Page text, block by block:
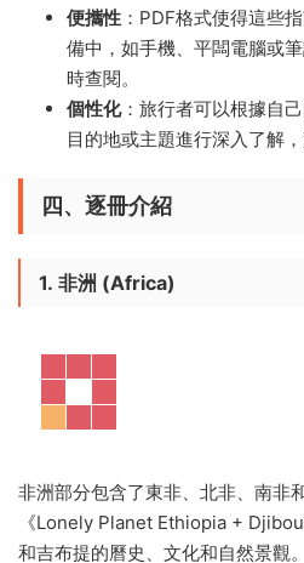
便攜性 ：PDF格式使得這些
備中，如手機、平闆電腦或
時查閱。
個性化：旅行者可以根據自
目的地或主題進行深入了解
四、逐冊介紹
1. 非洲 (Africa)
非洲部分包含了東非、北非、南非
《Lonely Planet Ethiopia +
和吉布提的曆史、文化和自然景觀